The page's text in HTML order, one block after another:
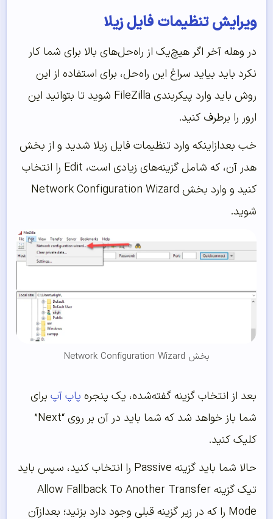
ویرایش تنظیمات فایل زیلا
در وهله آخر اگر هیچ‌یک از راه‌حل‌های بالا برای شما کار
نکرد باید بیاید سراغ این راه‌حل، برای استفاده از این
روش باید وارد پیکربندی FileZilla شوید تا بتوانید این
ارور را برطرف کنید.
خب بعدازاینکه وارد تنظیمات فایل زیلا شدید و از بخش
هدر آن، که شامل گزینه‌های زیادی است، Edit را انتخاب
کنید و وارد بخش Network Configuration Wizard
شوید.
بخش Network Configuration Wizard
بعد از انتخاب گزینه گفته‌شده، یک پنجره پاپ آپ برای
شما باز خواهد شد که شما باید در آن بر روی “Next”
کلیک کنید.
حالا شما باید گزینه Passive را انتخاب کنید، سپس باید
تیک گزینه Allow Fallback To Another Transfer
Mode را که در زیر گزینه قبلی وجود دارد بزنید؛ بعدازآن